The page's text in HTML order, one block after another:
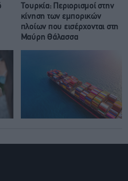
Τουρκία: Περιορισμοί στην
κίνηση των εμπορικών
πλοίων που εισέρχονται στη
Μαύρη Θάλασσα